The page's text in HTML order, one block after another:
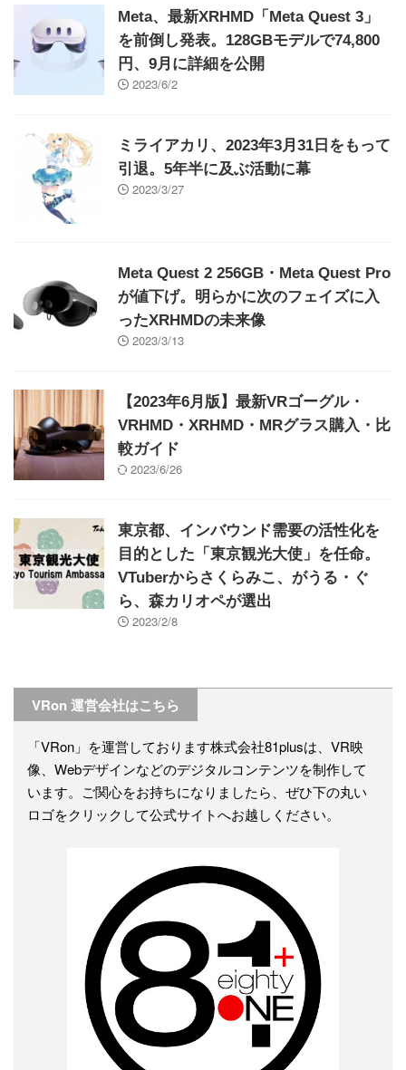
Meta、最新XRHMD「Meta Quest 3」
を前倒し発表。128GBモデルで74,800
円、9月に詳細を公開
2023/6/2
ミライアカリ、2023年3月31日をもって
引退。5年半に及ぶ活動に幕
2023/3/27
Meta Quest 2 256GB・Meta Quest Pro
が値下げ。明らかに次のフェイズに入
ったXRHMDの未来像
2023/3/13
【2023年6月版】最新VRゴーグル・
VRHMD・XRHMD・MRグラス購入・比
較ガイド
2023/6/26
東京都、インバウンド需要の活性化を
目的とした「東京観光大使」を任命。
VTuberからさくらみこ、がうる・ぐ
ら、森カリオペが選出
2023/2/8
VRon 運営会社はこちら
「VRon」を運営しております株式会社81plusは、VR映
像、Webデザインなどのデジタルコンテンツを制作して
います。ご関心をお持ちになりましたら、ぜひ下の丸い
ロゴをクリックして公式サイトへお越しください。